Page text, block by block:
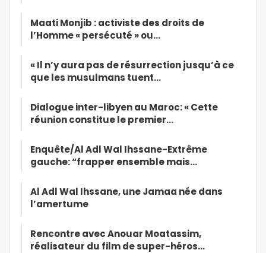
Maati Monjib : activiste des droits de
l’Homme « persécuté » ou…
« Il n’y aura pas de résurrection jusqu’à ce
que les musulmans tuent…
Dialogue inter-libyen au Maroc: « Cette
réunion constitue le premier…
Enquête/Al Adl Wal Ihssane-Extrême
gauche: “frapper ensemble mais…
Al Adl Wal Ihssane, une Jamaa née dans
l’amertume
Rencontre avec Anouar Moatassim,
réalisateur du film de super-héros…